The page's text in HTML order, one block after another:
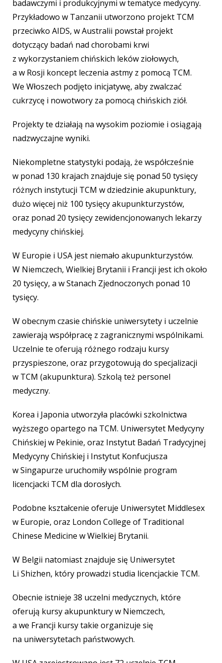
badawczymi i produkcyjnymi w tematyce medycyny.
Przykładowo w Tanzanii utworzono projekt TCM
przeciwko AIDS, w Australii powstał projekt
dotyczący badań nad chorobami krwi
z wykorzystaniem chińskich leków ziołowych,
a w Rosji koncept leczenia astmy z pomocą TCM.
We Włoszech podjęto inicjatywę, aby zwalczać
cukrzycę i nowotwory za pomocą chińskich ziół.
Projekty te działają na wysokim poziomie i osiągają
nadzwyczajne wyniki.
Niekompletne statystyki podają, że współcześnie
w ponad 130 krajach znajduje się ponad 50 tysięcy
różnych instytucji TCM w dziedzinie akupunktury,
dużo więcej niż 100 tysięcy akupunkturzystów,
oraz ponad 20 tysięcy zewidencjonowanych lekarzy
medycyny chińskiej.
W Europie i USA jest niemało akupunkturzystów.
W Niemczech, Wielkiej Brytanii i Francji jest ich około
20 tysięcy, a w Stanach Zjednoczonych ponad 10
tysięcy.
W obecnym czasie chińskie uniwersytety i uczelnie
zawierają współpracę z zagranicznymi wspólnikami.
Uczelnie te oferują różnego rodzaju kursy
przyspieszone, oraz przygotowują do specjalizacji
w TCM (akupunktura). Szkolą też personel
medyczny.
Korea i Japonia utworzyła placówki szkolnictwa
wyższego opartego na TCM. Uniwersytet Medycyny
Chińskiej w Pekinie, oraz Instytut Badań Tradycyjnej
Medycyny Chińskiej i Instytut Konfucjusza
w Singapurze uruchomiły wspólnie program
licencjacki TCM dla dorosłych.
Podobne kształcenie oferuje Uniwersytet Middlesex
w Europie, oraz London College of Traditional
Chinese Medicine w Wielkiej Brytanii.
W Belgii natomiast znajduje się Uniwersytet
Li Shizhen, który prowadzi studia licencjackie TCM.
Obecnie istnieje 38 uczelni medycznych, które
oferują kursy akupunktury w Niemczech,
a we Francji kursy takie organizuje się
na uniwersytetach państwowych.